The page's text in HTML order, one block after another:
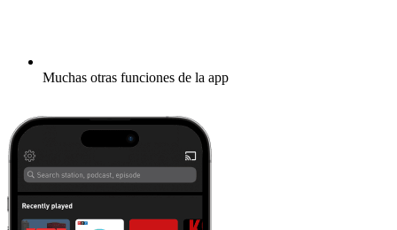
Muchas otras funciones de la app